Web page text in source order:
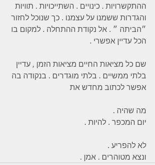
ההתקשרויות . כינויים . השתייכויות . תוויות
והגדרות ששמנו על עצמנו . כך שנוכל לחזור
״הביתה ״ . אל נקודת ההתחלה . למקום בו
הכל עדיין אפשרי .
שם כל מציאות החיים מציאות הזמן , עדיין
בלתי ממשיים . בלתי מוגדרים . בנקודה בה
אפשר לכתוב מחדש את
מה שהיה .
יום המכפר . להיות .
לא להפריע .
ונצא מטוהרים . אמן .